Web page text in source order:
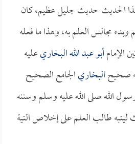
الحديث حديث جليل عظيم، كان
وبدء مجالس العلم به، وهذا ما فعله
الإمامأبو عبد الله البخاريعليه
صحيحالبخاريالجامع الصحيح
الله صلى الله عليه وسلم وسننه
لينبه طالب العلم على إخلاص النية